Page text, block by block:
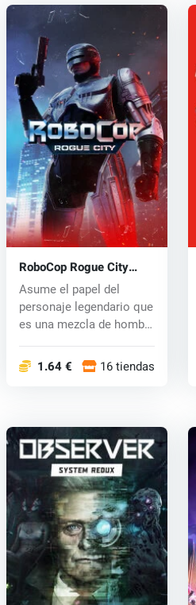
RoboCop Rogue City
(PC) key
Asume el papel del
personaje legendario que
es una mezcla de hombre
1.64 € 16 tiendas